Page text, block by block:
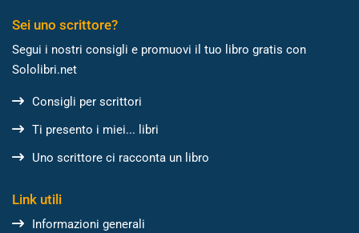
Sei uno scrittore?
Segui i nostri consigli e promuovi il tuo libro gratis con
Sololibri.net
Consigli per scrittori
Ti presento i miei... libri
Uno scrittore ci racconta un libro
Link utili
Informazioni generali